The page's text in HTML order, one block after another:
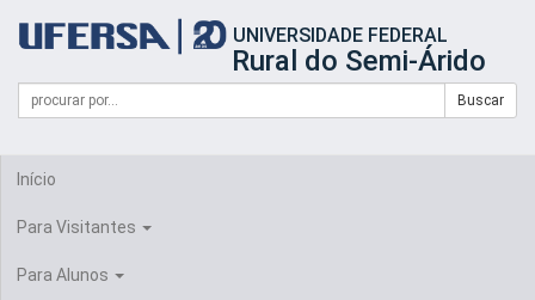
portal
UFERSA
UNIVERSIDADE FEDERAL
Rural do Semi-Árido
Formulário
Busca
Campo
de
Buscar
Início
Para Visitantes
Para Alunos